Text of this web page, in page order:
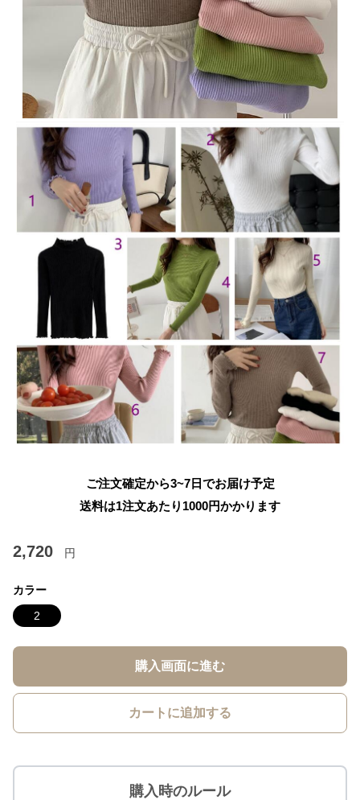
ご注文確定から3~7日でお届け予定
送料は1注文あたり 1000円かかります
2,720 円
カラー
2
購入画面に進む
カートに追加する
購入時のルール